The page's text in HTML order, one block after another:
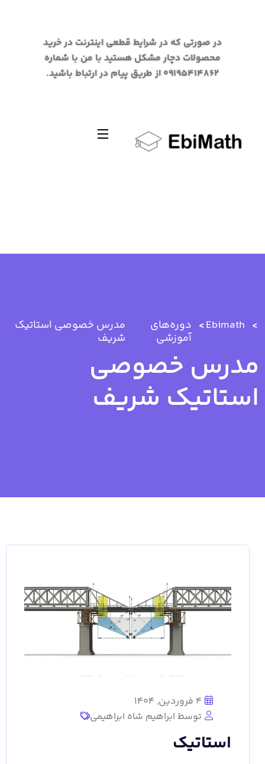
در صورتی که در شرایط قطعی اینترنت در خرید
محصولات دچار مشکل هستید با من با شماره
09195414862 از طریق پیام در ارتباط باشید.
Ebimath دوره‌های
آموزشی
مدرس خصوصی استاتیک
شریف
مدرس خصوصی
استاتیک شریف
4 فروردین, 1404
توسط ابراهیم شاه ابراهیمی
استاتیک